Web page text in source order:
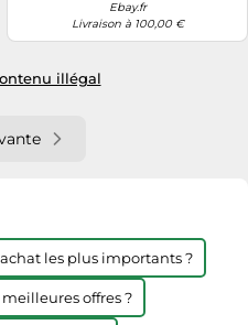
Ebay.fr
Livraison à 100,00 €
illégal
les plus importants ?
offres ?